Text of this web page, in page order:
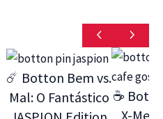
☄️ Botton Bem vs.
Mal: O Fantástico ☕
X-Men